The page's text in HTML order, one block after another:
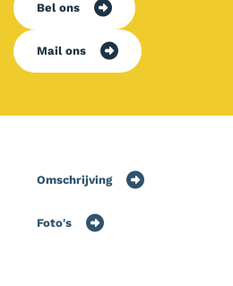
Bel ons
Mail ons
Omschrijving
Foto's